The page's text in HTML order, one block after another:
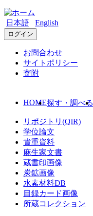
日本語 English
ログイン
お問合わせ
サイトポリシー
寄附
HOME探す・調べる
リポジトリ(QIR)
学位論文
貴重資料
麻生家文書
蔵書印画像
炭鉱画像
水素材料DB
目録カード画像
所蔵コレクション